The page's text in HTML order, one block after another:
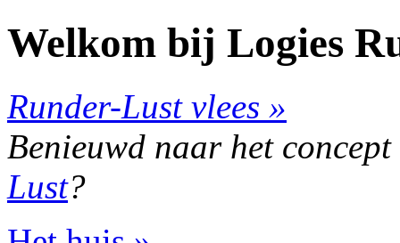
Welkom bij Logies
Runder-Lust vlees »
Benieuwd naar het
Lust?